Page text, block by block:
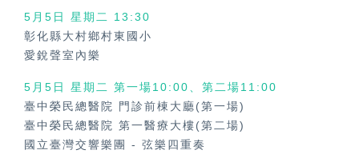
5月5日 星期二 13:30
彰化縣大村鄉村東國小
愛銳聲室內樂
5月5日 星期二 第一場10:00、第二場11:00
臺中榮民總醫院 門診前棟大廳(第一場)
臺中榮民總醫院 第一醫療大樓(第二場)
國立臺灣交響樂團 - 弦樂四重奏